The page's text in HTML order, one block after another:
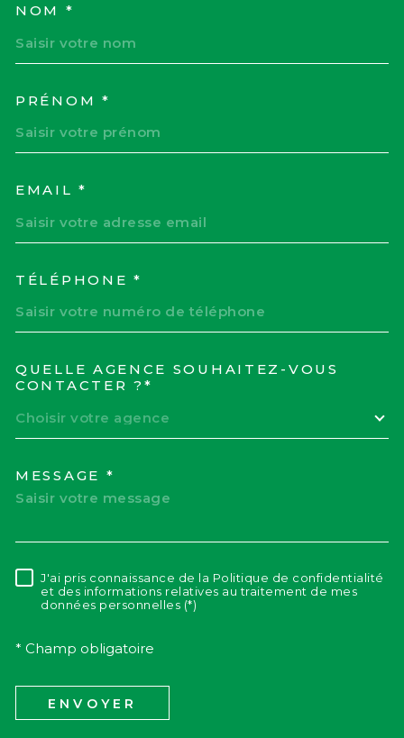
NOM *
PRÉNOM *
EMAIL *
TÉLÉPHONE *
QUELLE AGENCE SOUHAITEZ-VOUS
CONTACTER ?*
Choisir votre agence
MESSAGE *
RÈGLEMENTATION
J'ai pris connaissance de la Politique de confidentialité
et des informations relatives au traitement de mes
données personnelles (*)
* Champ obligatoire
ENVOYER